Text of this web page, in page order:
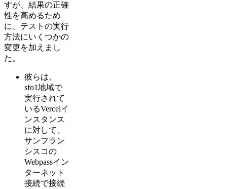
すが、結果の正確
性を高めるため
に、テストの実行
方法にいくつかの
変更を加えまし
た。
彼らは、
sfo1地域で
実行されて
いるVercelイ
ンスタンス
に対して、
サンフラン
シスコの
Webpassイン
ターネット
接続で接続